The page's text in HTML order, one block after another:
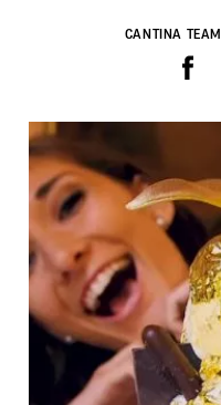
CANTINA TEAM